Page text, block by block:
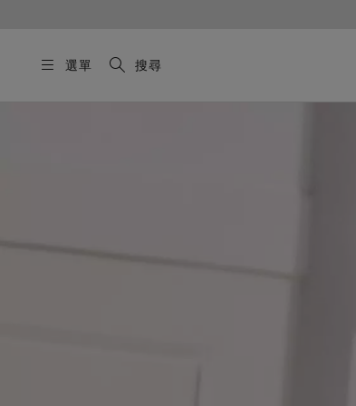
選單 搜尋